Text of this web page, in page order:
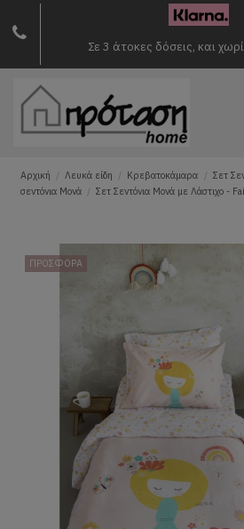
Σε 3 άτοκες δόσεις, και
Αρχική Λευκά είδη Κρεβατοκάμαρα Σετ
σεντόνια Μονά
Σετ Σεντόνια Μονά με Λάστιχο -
ΠΡΟΣΦΟΡΑ